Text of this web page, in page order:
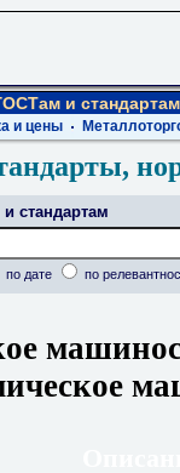
и стандартам
и цены
стандартам
по дате по